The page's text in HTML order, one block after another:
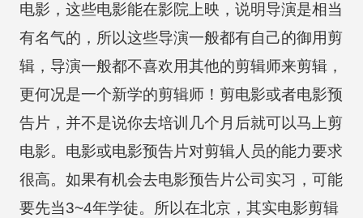
电影，这些电影能在影院上映，说明导演是相当
有名气的，所以这些导演一般都有自己的御用剪
辑，导演一般都不喜欢用其他的剪辑师来剪辑，
更何况是一个新学的剪辑师！剪电影或者电影预
告片，并不是说你去培训几个月后就可以马上剪
电影。电影或电影预告片对剪辑人员的能力要求
很高。如果有机会去电影预告片公司实习，可能
要先当3~4年学徒。所以在北京，其实电影剪辑